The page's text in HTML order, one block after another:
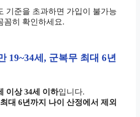
기준을 초과하면 가입이 불가능
꼼히 확인하세요.
19~34세, 군복무 최대 6년
이상 34세 이하입니다.
대 6년까지 나이 산정에서 제외